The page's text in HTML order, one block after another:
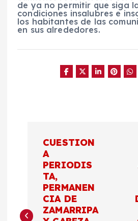
de ya no permitir que siga
condiciones insalubres e
los habitantes de las
en sus alrededores.
e
CUESTION
A
PERIODIS
TA,
PERMANEN
CIA DE
ZAMARRIPA